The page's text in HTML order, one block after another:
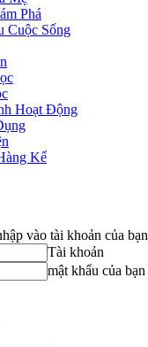
Phá
Cuộc Sống
Hoạt Động
Kể
vào tài khoản của bạn
Tài khoản
mật khẩu của bạn